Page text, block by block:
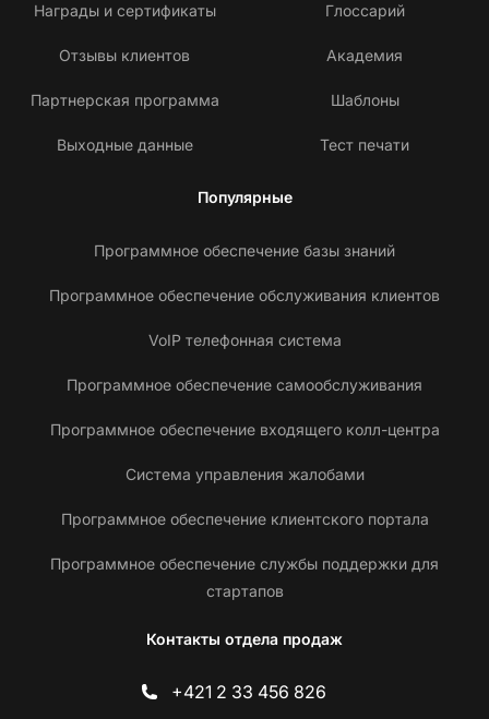
Награды и сертификаты
Отзывы клиентов
Партнерская программа
Выходные данные
Глоссарий
Академия
Шаблоны
Тест печати
Популярные
Программное обеспечение базы знаний
Программное обеспечение обслуживания клиентов
VoIP телефонная система
Программное обеспечение самообслуживания
Программное обеспечение входящего колл-центра
Система управления жалобами
Программное обеспечение клиентского портала
Программное обеспечение службы поддержки для
стартапов
Контакты отдела продаж
+421 2 33 456 826